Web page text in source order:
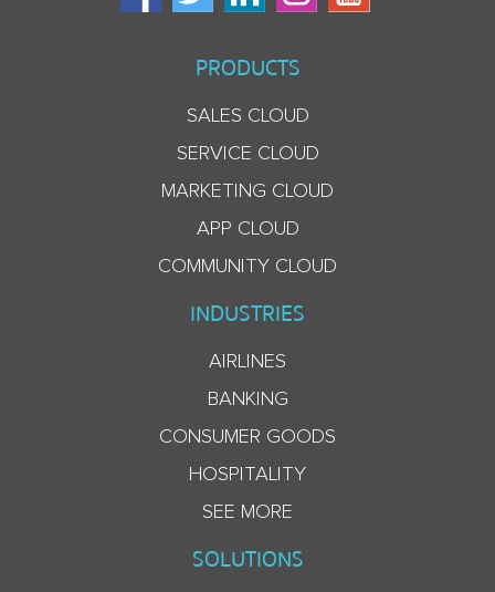
PRODUCTS
SALES CLOUD
SERVICE CLOUD
MARKETING CLOUD
APP CLOUD
COMMUNITY CLOUD
INDUSTRIES
AIRLINES
BANKING
CONSUMER GOODS
HOSPITALITY
SEE MORE
SOLUTIONS